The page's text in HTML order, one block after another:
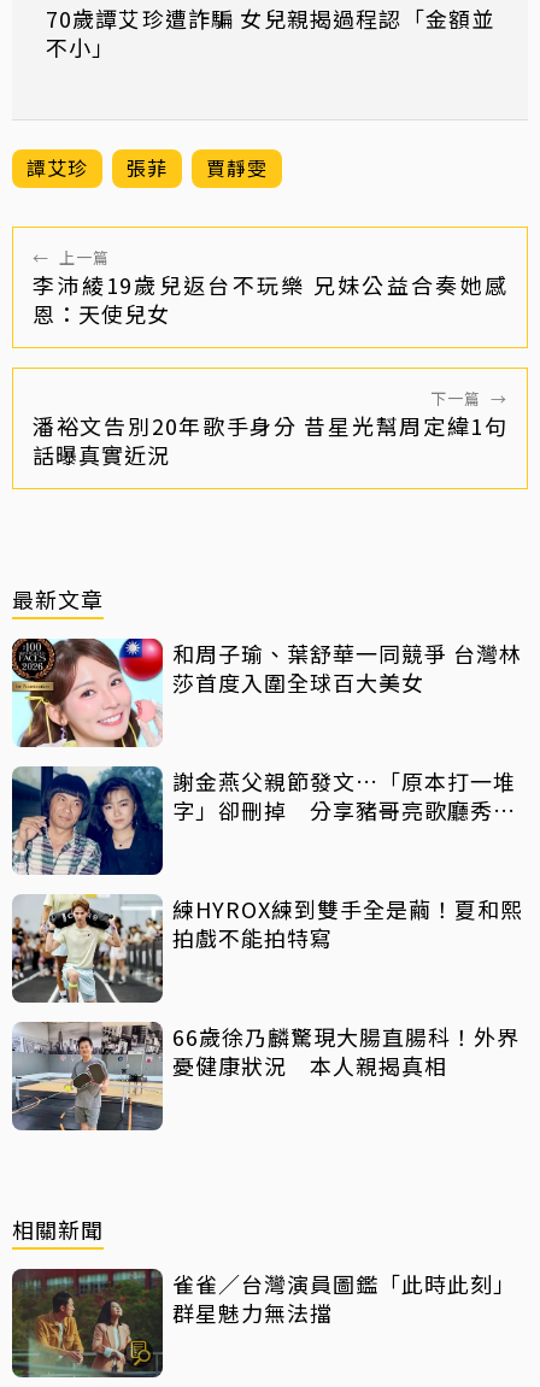
70歲譚艾珍遭詐騙 女兒親揭過程認「金額並
不小」
譚艾珍 張菲 賈靜雯
← 上一篇
李沛綾19歲兒返台不玩樂 兄妹公益合奏她感
恩：天使兒女
下一篇 →
潘裕文告別20年歌手身分 昔星光幫周定緯1句
話曝真實近況
最新文章
和周子瑜、葉舒華一同競爭 台灣林
莎首度入圍全球百大美女
謝金燕父親節發文…「原本打一堆
字」卻刪掉 分享豬哥亮歌廳秀歌
練HYROX練到雙手全是繭！夏和熙
拍戲不能拍特寫
66歲徐乃麟驚現大腸直腸科！外界
憂健康狀況 本人親揭真相
相關新聞
雀雀／台灣演員圖鑑「此時此刻」
群星魅力無法擋